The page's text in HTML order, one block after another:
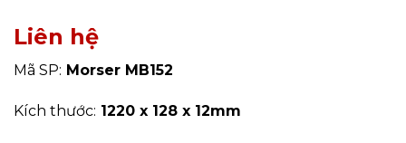
Liên hệ
Mã SP: Morser MB152
Kích thước: 1220 x 128 x 12mm